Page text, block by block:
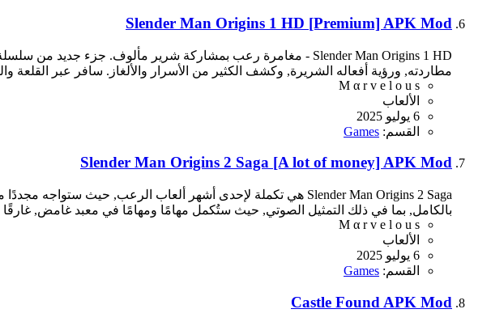
Slender Man Origins 1 HD [Premium] APK Mod
مطاردته, ورؤية أفعاله الشريرة, وكشف الكثير من الأسرار والألغاز. سافر عبر القلعة
M α r v e l o u s
الألعاب
6 يوليو 2025
القسم: Games
Slender Man Origins 2 Saga [A lot of money] APK Mod
بالكامل, بما في ذلك التمثيل الصوتي, حيث ستُكمل مهامًا ومهامًا في معبد غامض,
M α r v e l o u s
الألعاب
6 يوليو 2025
القسم: Games
Castle Found APK Mod